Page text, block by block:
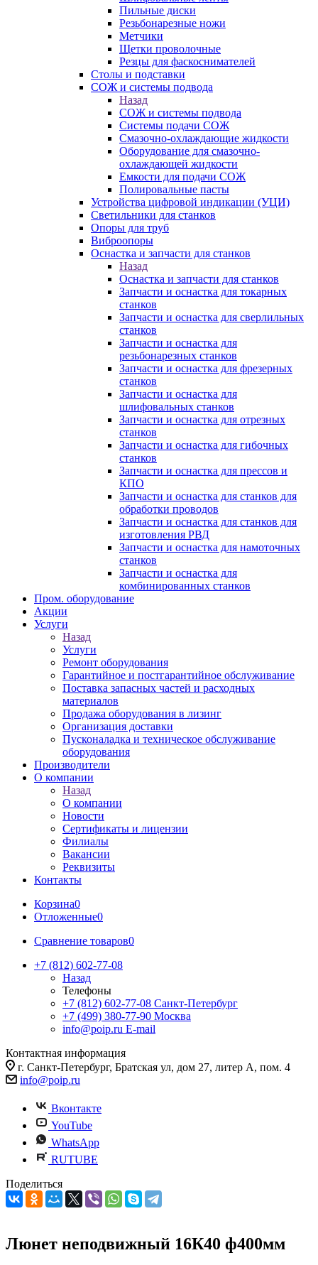
Пильные диски
Резьбонарезные ножи
Метчики
Щетки проволочные
Резцы для фаскоснимателей
Столы и подставки
СОЖ и системы подвода
Назад
СОЖ и системы подвода
Системы подачи СОЖ
Смазочно-охлаждающие жидкости
Оборудование для смазочно-
охлаждающей жидкости
Емкости для подачи СОЖ
Полировальные пасты
Устройства цифровой индикации (УЦИ)
Светильники для станков
Опоры для труб
Виброопоры
Оснастка и запчасти для станков
Назад
Оснастка и запчасти для станков
Запчасти и оснастка для токарных
станков
Запчасти и оснастка для сверлильных
станков
Запчасти и оснастка для
резьбонарезных станков
Запчасти и оснастка для фрезерных
станков
Запчасти и оснастка для
шлифовальных станков
Запчасти и оснастка для отрезных
станков
Запчасти и оснастка для гибочных
станков
Запчасти и оснастка для прессов и
КПО
Запчасти и оснастка для станков для
обработки проводов
Запчасти и оснастка для станков для
изготовления РВД
Запчасти и оснастка для намоточных
станков
Запчасти и оснастка для
комбинированных станков
Пром. оборудование
Акции
Услуги
Назад
Услуги
Ремонт оборудования
Гарантийное и постгарантийное обслуживание
Поставка запасных частей и расходных
материалов
Продажа оборудования в лизинг
Организация доставки
Пусконаладка и техническое обслуживание
оборудования
Производители
О компании
Назад
О компании
Новости
Сертификаты и лицензии
Филиалы
Вакансии
Реквизиты
Контакты
Корзина0
Отложенные0
Сравнение товаров0
+7 (812) 602-77-08
Назад
Телефоны
+7 (812) 602-77-08 Санкт-Петербург
+7 (499) 380-77-90 Москва
info@poip.ru E-mail
Контактная информация
г. Санкт-Петербург, Братская ул, дом 27, литер А, пом. 4
info@poip.ru
Вконтакте
YouTube
WhatsApp
RUTUBE
Поделиться
Люнет неподвижный 16К40 ф400мм